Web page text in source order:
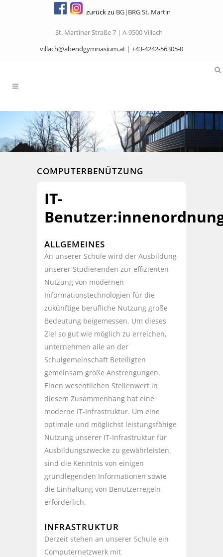
zurück zu BG|BRG St. Martin
St. Martiner Straße 7 | A-9500 Villach |
villach@abendgymnasium.at | +43-4242-56305-0
COMPUTERBENÜTZUNG
IT-
ALLGEMEINES
An unserer Schule wird der Ausbildung
unserer Studierenden zur effizienten
Nutzung von modernen
Informationstechnologien für die
zukünftige berufliche Nutzung große
Bedeutung beigemessen. Um dieses
Ziel so gut wie möglich zu erreichen,
unternehmen alle an der
Schulgemeinschaft Beteiligten
gemeinsam große Anstrengungen.
Einen wesentlichen Stellenwert in
diesem Zusammenhang hat eine
moderne IT-Infrastruktur. Um eine
optimale und möglichst leistungsfähige
Nutzung unserer IT-Infrastruktur für
Ausbildungszwecke zu gewährleisten,
sind die Kenntnis von einigen
grundlegenden Informationen sowie
die Einhaltung von Benutzerregeln
erforderlich.
INFRASTRUKTUR
Derzeit stehen an unserer Schule ein
Computernetzwerk mit